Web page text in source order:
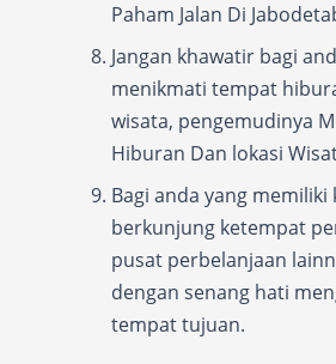
Paham Jalan Di
Jangan khawatir bagi
menikmati tempat
wisata, pengemudinya
Hiburan Dan lokasi
Bagi anda yang
berkunjung ketempat
pusat perbelanjaan
dengan senang hati
tempat tujuan.